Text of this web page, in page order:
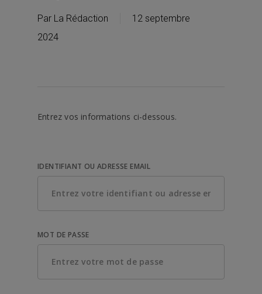
Par La Rédaction
12 septembre
2024
Entrez vos informations ci-dessous.
IDENTIFIANT OU ADRESSE EMAIL
MOT DE PASSE